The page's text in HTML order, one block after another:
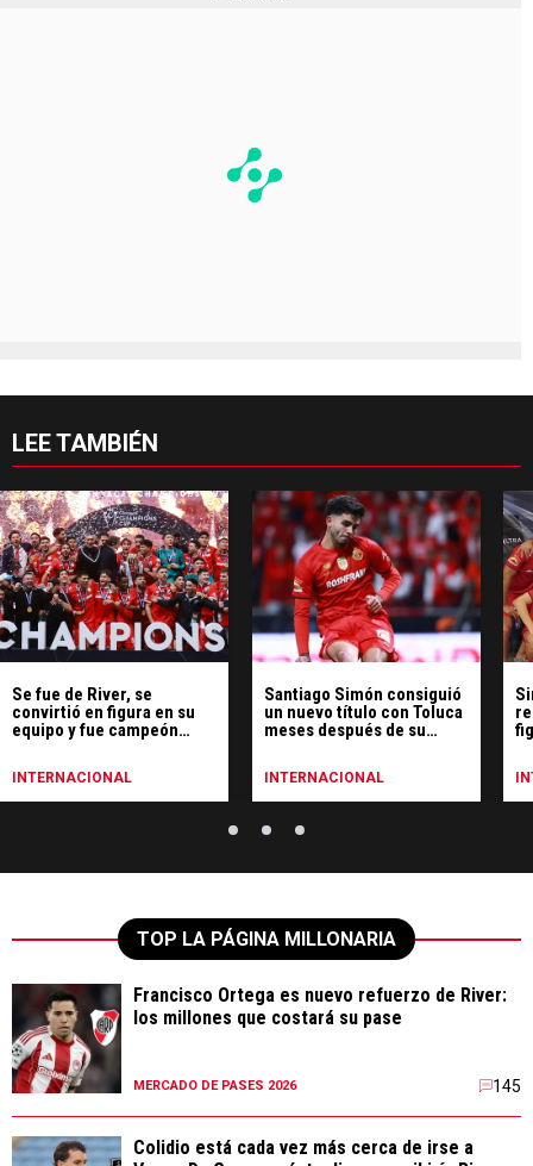
LEE TAMBIÉN
Se fue de River, se
convirtió en figura en su
equipo y fue campeón
INTERNACIONAL
Santiago Simón consiguió
un nuevo título con Toluca
meses después de su
INTERNACIONAL
TOP LA PÁGINA MILLONARIA
Francisco Ortega es nuevo refuerzo de River:
los millones que costará su pase
MERCADO DE PASES 2026 145
Colidio está cada vez más cerca de irse a